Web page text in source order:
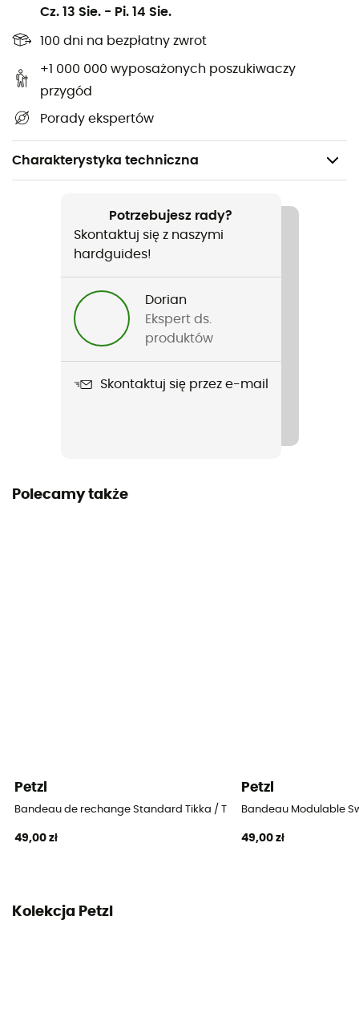
Cz. 13 Sie. - Pi. 14 Sie.
100 dni na bezpłatny zwrot
+1 000 000 wyposażonych poszukiwaczy
przygód
Porady ekspertów
Charakterystyka techniczna
Turystyka piesza / Trail / Bieganie
Nazwa produktu
Bandeau Standard Tikkina / Tikka / Actik
Potrzebujesz rady?
Skontaktuj się z naszymi
hardguides!
Dorian
Ekspert ds.
produktów
Skontaktuj się przez e-mail
Polecamy także
Petzl
Bandeau de rechange Standard Tikka / Tikkina / Actik - Opaska
49,00 zł
Petzl
Bandeau Modulable
49,00 zł
Kolekcja Petzl